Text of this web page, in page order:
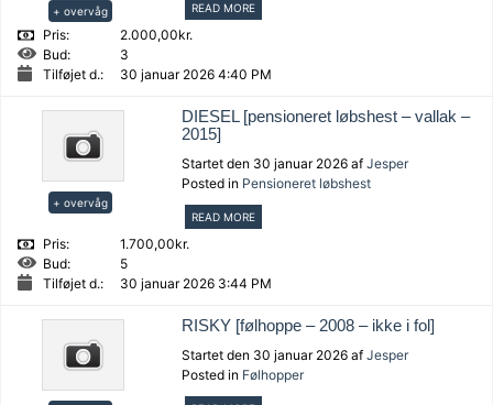
+ overvåg READ MORE
Pris:
2.000,00kr.
Bud:
3
Tilføjet d.:
30 januar 2026 4:40 PM
+ overvåg
DIESEL [pensioneret løbshest – vallak –
2015]
Startet den 30 januar 2026 af Jesper
Posted in Pensioneret løbshest
READ MORE
Pris:
1.700,00kr.
Bud:
5
Tilføjet d.:
30 januar 2026 3:44 PM
RISKY [følhoppe – 2008 – ikke i fol]
Startet den 30 januar 2026 af Jesper
Posted in Følhopper